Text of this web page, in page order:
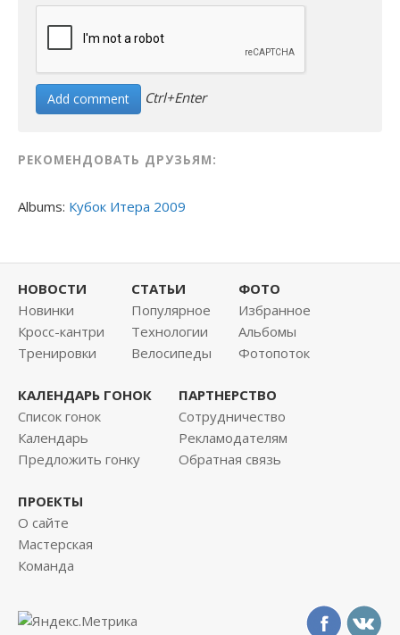
Ctrl+Enter
РЕКОМЕНДОВАТЬ ДРУЗЬЯМ:
Albums: Кубок Итера 2009
НОВОСТИ
Новинки
Кросс-кантри
Тренировки
СТАТЬИ
Популярное
Технологии
Велосипеды
ФОТО
Избранное
Альбомы
Фотопоток
КАЛЕНДАРЬ ГОНОК
Список гонок
Календарь
Предложить гонку
ПАРТНЕРСТВО
Сотрудничество
Рекламодателям
Обратная связь
ПРОЕКТЫ
О сайте
Мастерская
Команда